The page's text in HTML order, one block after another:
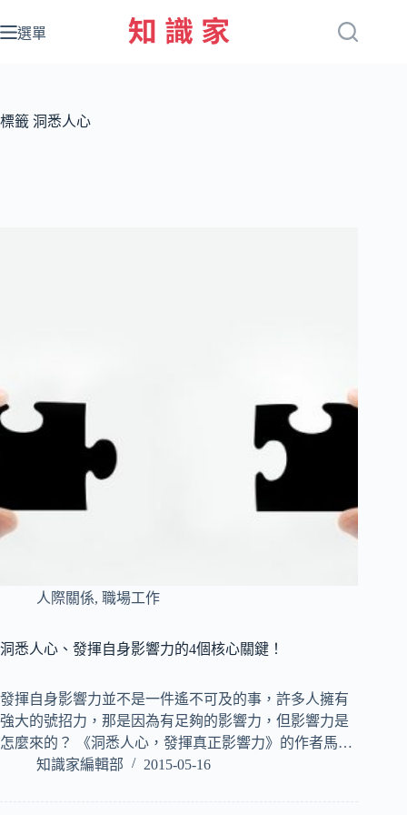
至
容
選單
標籤 洞悉人心
人際關係, 職場工作
洞悉人心、發揮自身影響力的4個核心關鍵！
發揮自身影響力並不是一件遙不可及的事，許多人擁有
強大的號招力，那是因為有足夠的影響力，但影響力是
怎麼來的？ 《洞悉人心，發揮真正影響力》的作者馬…
知識家編輯部
2015-05-16